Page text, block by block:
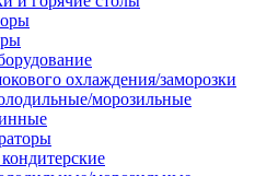
охлаждения/заморозки
морозильные